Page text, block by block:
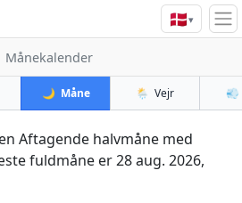
🇩🇰▾
Månekalender
🌙 Måne 🌦️ Vejr 💨
Aftagende halvmåne med
fuldmåne er 28 aug. 2026,